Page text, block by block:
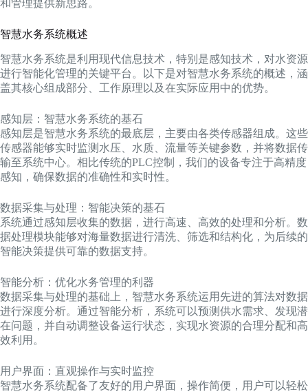
和管理提供新思路。
智慧水务系统概述
智慧水务系统是利用现代信息技术，特别是感知技术，对水资源
进行智能化管理的关键平台。以下是对智慧水务系统的概述，涵
盖其核心组成部分、工作原理以及在实际应用中的优势。
感知层：智慧水务系统的基石
感知层是智慧水务系统的最底层，主要由各类传感器组成。这些
传感器能够实时监测水压、水质、流量等关键参数，并将数据传
输至系统中心。相比传统的PLC控制，我们的设备专注于高精度
感知，确保数据的准确性和实时性。
数据采集与处理：智能决策的基石
系统通过感知层收集的数据，进行高速、高效的处理和分析。数
据处理模块能够对海量数据进行清洗、筛选和结构化，为后续的
智能决策提供可靠的数据支持。
智能分析：优化水务管理的利器
数据采集与处理的基础上，智慧水务系统运用先进的算法对数据
进行深度分析。通过智能分析，系统可以预测供水需求、发现潜
在问题，并自动调整设备运行状态，实现水资源的合理分配和高
效利用。
用户界面：直观操作与实时监控
智慧水务系统配备了友好的用户界面，操作简便，用户可以轻松